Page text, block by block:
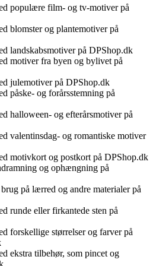
populære film- og tv-motiver på
blomster og plantemotiver på
landskabsmotiver på DPShop.dk
motiver fra byen og bylivet på
julemotiver på DPShop.dk
påske- og forårsstemning på
halloween- og efterårsmotiver på
valentinsdag- og romantiske motiver
motivkort og postkort på DPShop.dk
og ophængning på
på lærred og andre materialer på
runde eller firkantede sten på
forskellige størrelser og farver på
ekstra tilbehør, som pincet og